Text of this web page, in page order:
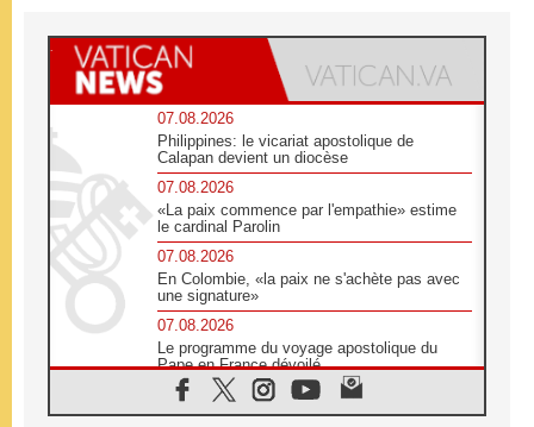
07.08.2026
Philippines: le vicariat apostolique de
Calapan devient un diocèse
07.08.2026
«La paix commence par l'empathie» estime
le cardinal Parolin
07.08.2026
En Colombie, «la paix ne s'achète pas avec
une signature»
07.08.2026
Le programme du voyage apostolique du
Pape en France dévoilé
07.08.2026
1ère Conférence continentale sur l'éducation